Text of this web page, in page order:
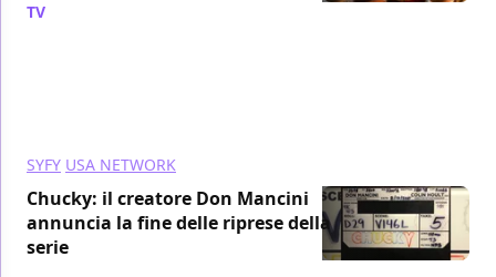
TV
SYFY USA NETWORK
Chucky: il creatore Don Mancini
annuncia la fine delle riprese della
serie